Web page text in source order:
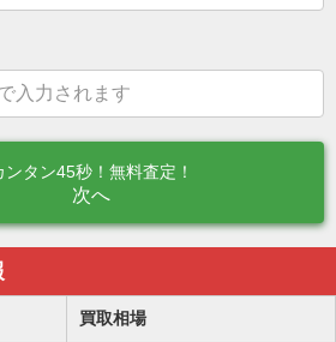
ンタン45秒！無料査定！
次へ
買取相場